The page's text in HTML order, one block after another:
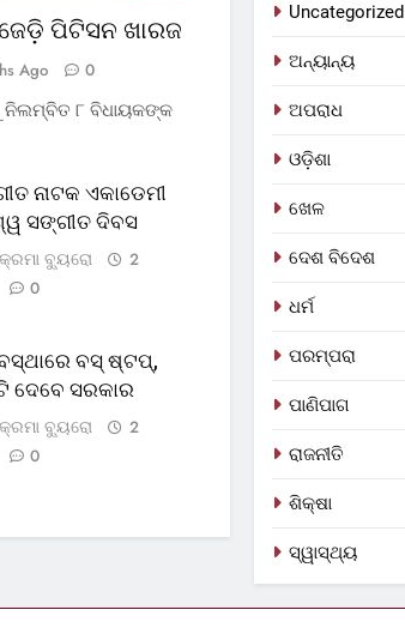
ପିଟିସନ ଖାରଜ
Ago
0
ନିଲମ୍ବିତ ୮ ବିଧାୟକଙ୍କ
ନାଟକ ଏକାଡେମୀ
ସଙ୍ଗୀତ ଦିବସ
ବ୍ୟୁରୋ
2
0
ବସ୍‌ ଷ୍ଟପ୍‌,
ଦେବେ ସରକାର
ବ୍ୟୁରୋ
2
0
Uncategorized
ଅନ୍ୟାନ୍ୟ
ଅପରାଧ
ଓଡ଼ିଶା
ଖେଳ
ଦେଶ ବିଦେଶ
ଧର୍ମ
ପରମ୍ପରା
ପାଣିପାଗ
ରାଜନୀତି
ଶିକ୍ଷା
ସ୍ୱାସ୍ଥ୍ୟ